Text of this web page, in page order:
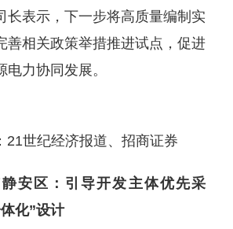
长表示，下一步将高质量编制实
善相关政策举措推进试点，促进
力协同发展。
21世纪经济报道、招商证券
安区：引导开发主体优先采
化”设计